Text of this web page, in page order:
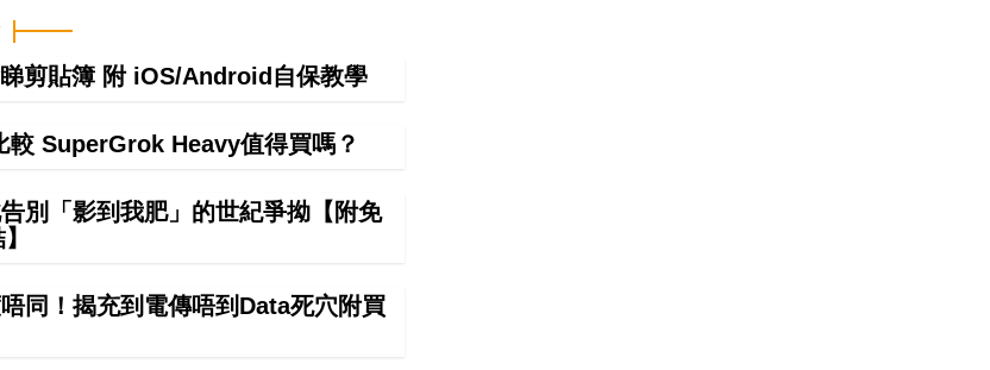
剪貼簿 附 iOS/Android自保教學
較 SuperGrok Heavy值得買嗎？
別「影到我肥」的世紀爭拗【附免
同！揭充到電傳唔到Data死穴附買